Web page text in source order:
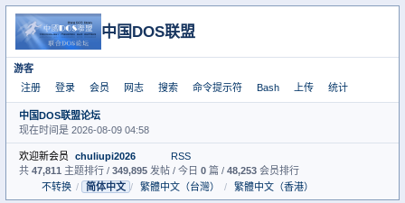
中国DOS联盟
游客
注册
登录 会员 网志 搜索 命令提示符 Bash 上传 统计
中国DOS联盟论坛
现在时间是 2026-08-09 04:58
欢迎新会员 chuliupi2026
RSS
共 47,811 主题排行 / 349,895 发帖 / 今日 0 篇 / 48,253 会员排行
不转换 / 简体中文 / 繁體中文（台灣） / 繁體中文（香港）